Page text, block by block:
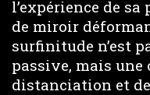
l’expérience de
de miroir
surfinitude n’est
passive, mais
distanciation et